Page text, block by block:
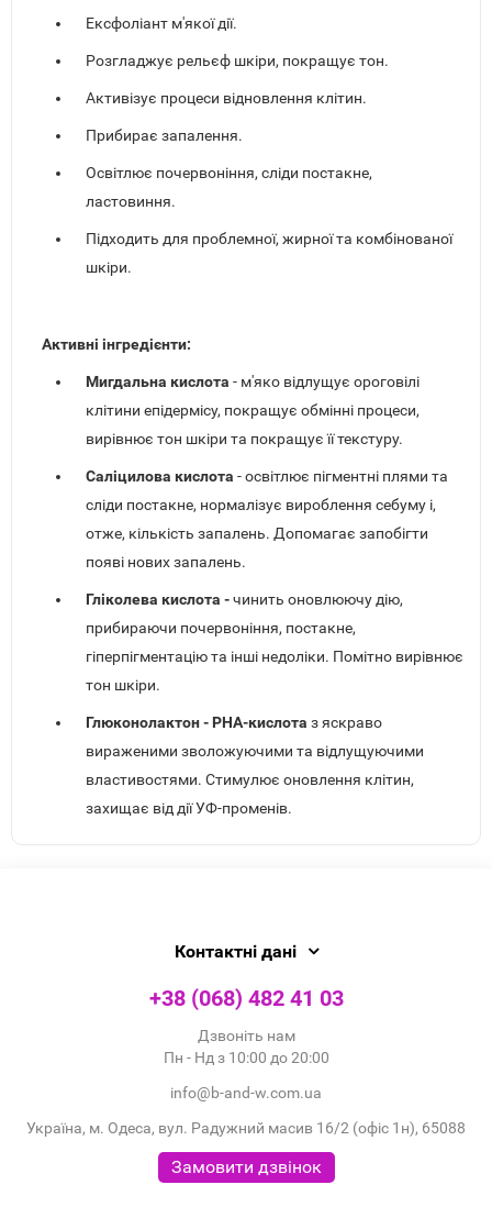
Ексфоліант м'якої дії.
Розгладжує рельєф шкіри, покращує тон.
Активізує процеси відновлення клітин.
Прибирає запалення.
Освітлює почервоніння, сліди постакне,
ластовиння.
Підходить для проблемної, жирної та комбінованої
шкіри.
Активні інгредієнти:
Мигдальна кислота - м'яко відлущує ороговілі
клітини епідермісу, покращує обмінні процеси,
вирівнює тон шкіри та покращує її текстуру.
Саліцилова кислота - освітлює пігментні плями та
сліди постакне, нормалізує вироблення себуму і,
отже, кількість запалень. Допомагає запобігти
появі нових запалень.
Гліколева кислота -чинить оновлюючу дію,
прибираючи почервоніння, постакне,
гіперпігментацію та інші недоліки. Помітно вирівнює
тон шкіри.
Глюконолактон - PHA-кислота з яскраво
вираженими зволожуючими та відлущуючими
властивостями. Стимулює оновлення клітин,
захищає від дії УФ-променів.
Контактні дані
+38 (068) 482 41 03
Дзвоніть нам
Пн - Нд з 10:00 до 20:00
info@b-and-w.com.ua
Україна, м. Одеса, вул. Радужний масив 16/2 (офіс 1н), 65088
Замовити дзвінок